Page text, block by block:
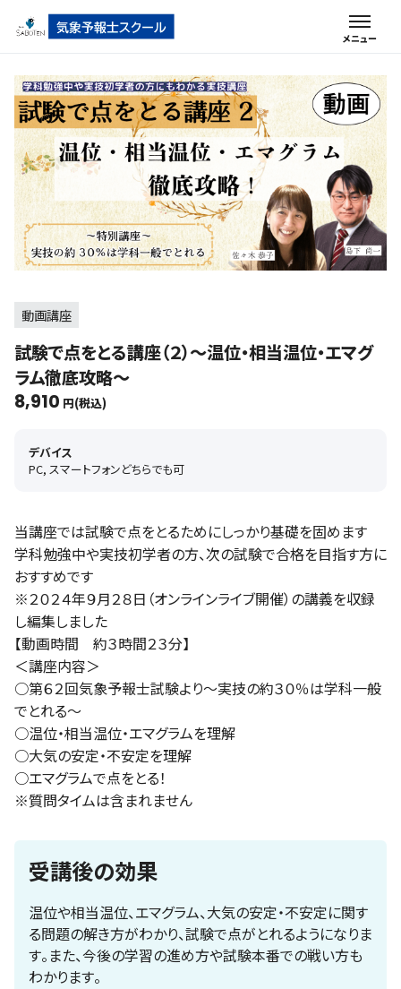
動画講座
試験で点をとる講座（２）～温位・相当温位・エマグ
ラム徹底攻略～
8,910 円(税込)
デバイス
PC, スマートフォンどちらでも可
当講座では試験で点をとるためにしっかり基礎を固めます
学科勉強中や実技初学者の方、次の試験で合格を目指す方に
おすすめです
※２０２４年９月２８日（オンラインライブ開催）の講義を収録
し編集しました
【動画時間 約３時間２３分】
＜講座内容＞
○第６２回気象予報士試験より～実技の約３０％は学科一般
でとれる～
○温位・相当温位・エマグラムを理解
○大気の安定・不安定を理解
○エマグラムで点をとる！
※質問タイムは含まれません
受講後の効果
温位や相当温位、エマグラム、大気の安定・不安定に関す
る問題の解き方がわかり、試験で点がとれるようになりま
す。また、今後の学習の進め方や試験本番での戦い方も
わかります。